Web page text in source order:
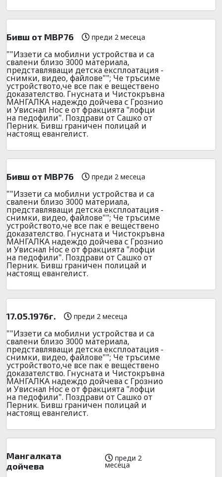
Бивш от МВР76 преди 2 месеца
""Иззети са мобилни устройства и са
свалени близо 3000 материала,
представляващи детска експлоатация -
снимки, видео, файлове""; Че тръсиме
устройството,че все пак е веществено
доказателство. Гнусната и Чистокръвна
МАНГАЛКА надеждо дойчева с Грознио
и Увиснал Нос е от фракцията "лофци
на педофили". Поздрави от Сашко от
Перник. Бивш граничен полицай и
настоящ евангелист.
Бивш от МВР76 преди 2 месеца
""Иззети са мобилни устройства и са
свалени близо 3000 материала,
представляващи детска експлоатация -
снимки, видео, файлове""; Че тръсиме
устройството,че все пак е веществено
доказателство. Гнусната и Чистокръвна
МАНГАЛКА надеждо дойчева с Грознио
и Увиснал Нос е от фракцията "лофци
на педофили". Поздрави от Сашко от
Перник. Бивш граничен полицай и
настоящ евангелист.
17.05.1976г. преди 2 месеца
""Иззети са мобилни устройства и са
свалени близо 3000 материала,
представляващи детска експлоатация -
снимки, видео, файлове""; Че тръсиме
устройството,че все пак е веществено
доказателство. Гнусната и Чистокръвна
МАНГАЛКА надеждо дойчева с Грознио
и Увиснал Нос е от фракцията "лофци
на педофили". Поздрави от Сашко от
Перник. Бивш граничен полицай и
настоящ евангелист.
Мангалката
дойчева
преди 2
месеца